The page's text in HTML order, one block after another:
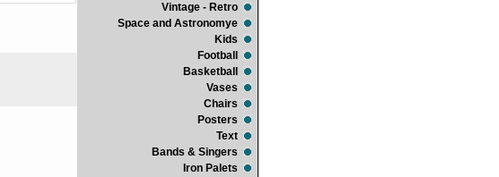
Vintage - Retro
Space and Astronomye
Kids
Football
Basketball
Vases
Chairs
Posters
Text
Bands & Singers
Iron Palets